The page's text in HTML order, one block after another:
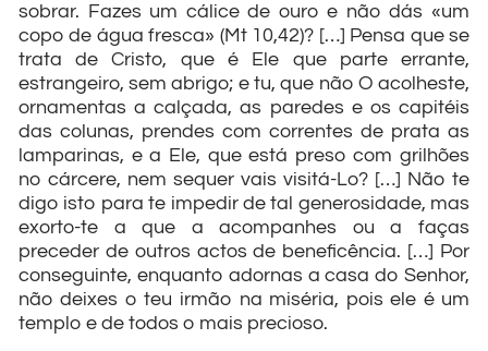
sobrar. Fazes um cálice de ouro e não dás «um
copo de água fresca» (Mt 10,42)? […] Pensa que se
trata de Cristo, que é Ele que parte errante,
estrangeiro, sem abrigo; e tu, que não O acolheste,
ornamentas a calçada, as paredes e os capitéis
das colunas, prendes com correntes de prata as
lamparinas, e a Ele, que está preso com grilhões
no cárcere, nem sequer vais visitá-Lo? […] Não te
digo isto para te impedir de tal generosidade, mas
exorto-te a que a acompanhes ou a faças
preceder de outros actos de beneficência. […] Por
conseguinte, enquanto adornas a casa do Senhor,
não deixes o teu irmão na miséria, pois ele é um
templo e de todos o mais precioso.